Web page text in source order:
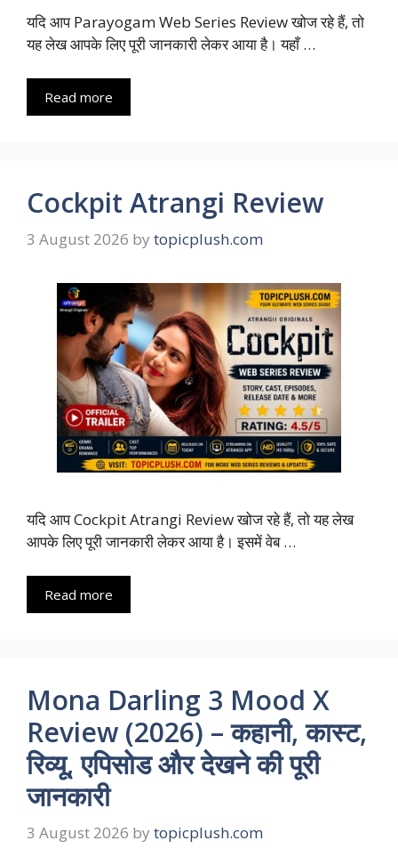
यदि आप Parayogam Web Series Review खोज रहे हैं, तो
यह लेख आपके लिए पूरी जानकारी लेकर आया है। यहाँ …
Read more
Cockpit Atrangi Review
3 August 2026 by topicplush.com
यदि आप Cockpit Atrangi Review खोज रहे हैं, तो यह लेख
आपके लिए पूरी जानकारी लेकर आया है। इसमें वेब …
Read more
Mona Darling 3 Mood X
Review (2026) – कहानी, कास्ट,
रिव्यू, एपिसोड और देखने की पूरी
जानकारी
3 August 2026 by topicplush.com